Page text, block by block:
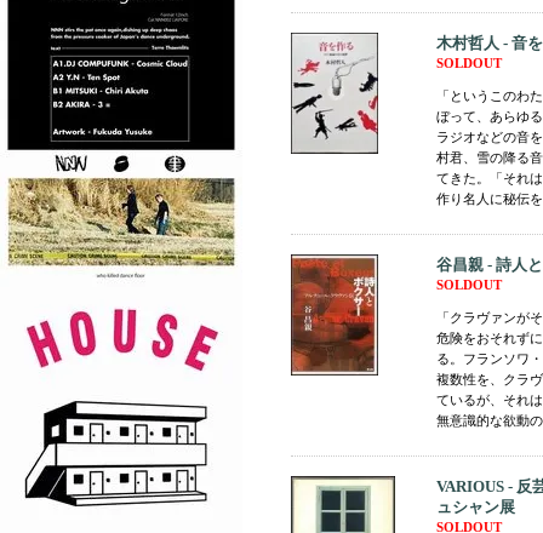
木村哲人 - 音
SOLDOUT
「というこのわ
ぼって、あらゆ
ラジオなどの音
村君、雪の降る
てきた。「それ
作り名人に秘伝
谷昌親 - 詩人
SOLDOUT
「クラヴァンが
危険をおそれず
る。フランソワ
複数性を、クラ
ているが、それ
無意識的な欲動
VARIOUS -
ュシャン展
SOLDOUT